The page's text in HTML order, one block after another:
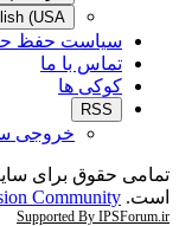
(USA)
سیاست حفظ
تماس با ما
کوکی ها
RSS
خروجی
است. Community
Supported By IPSForum.ir